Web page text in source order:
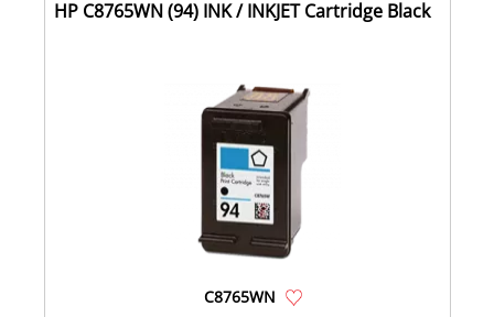
HP C8765WN (94) INK / INKJET Cartridge Black
C8765WN